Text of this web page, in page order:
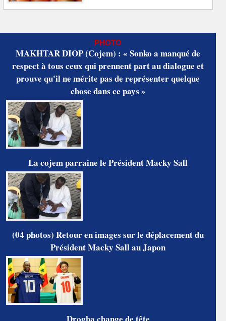
PHOTO
MAKHTAR DIOP (Cojem) : « Sonko a manqué de
respect à tous ceux qui prennent part au dialogue et
prouve qu'il ne mérite pas de représenter quelque
chose dans ce pays »
La cojem parraine le Président Macky Sall
(04 photos) Retour en images sur le déplacement du
Président Macky Sall au Japon